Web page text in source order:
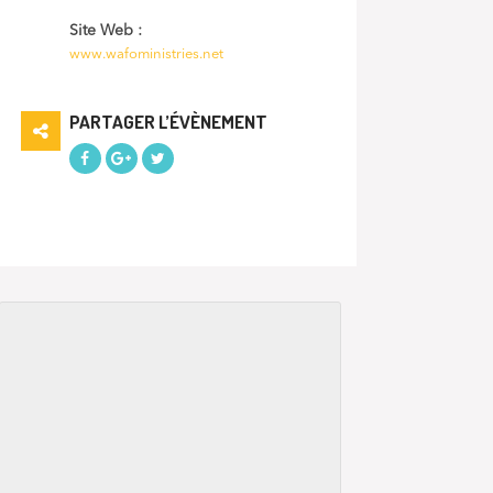
Site Web :
www.wafoministries.net
PARTAGER L’ÉVÈNEMENT